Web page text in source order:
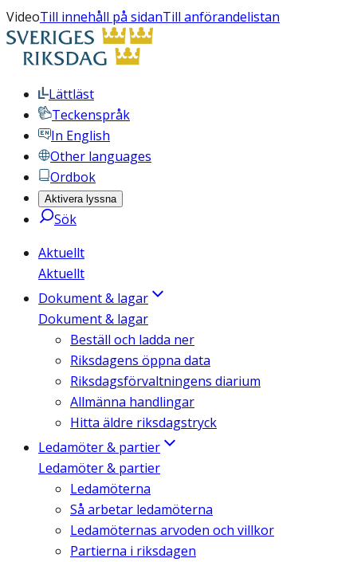
VideoTill innehåll på sidanTill anförandelistan
Lättläst
Teckenspråk
In English
Other languages
Ordbok
Aktivera lyssna
Sök
Aktuellt
Aktuellt
Dokument & lagar
Dokument & lagar
Beställ och ladda ner
Riksdagens öppna data
Riksdagsförvaltningens diarium
Allmänna handlingar
Hitta äldre riksdagstryck
Ledamöter & partier
Ledamöter & partier
Ledamöterna
Så arbetar ledamöterna
Ledamöternas arvoden och villkor
Partierna i riksdagen